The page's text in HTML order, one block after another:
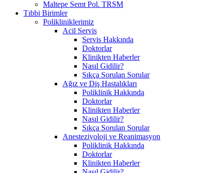
Maltepe Semt Pol. TRSM
Tıbbi Birimler
Polikliniklerimiz
Acil Servis
Servis Hakkında
Doktorlar
Klinikten Haberler
Nasıl Gidilir?
Sıkça Sorulan Sorular
Ağız ve Diş Hastalıkları
Poliklinik Hakkında
Doktorlar
Klinikten Haberler
Nasıl Gidilir?
Sıkça Sorulan Sorular
Anesteziyoloji ve Reanimasyon
Poliklinik Hakkında
Doktorlar
Klinikten Haberler